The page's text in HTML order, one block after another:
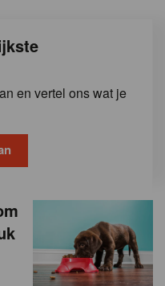
en vertel ons wat je